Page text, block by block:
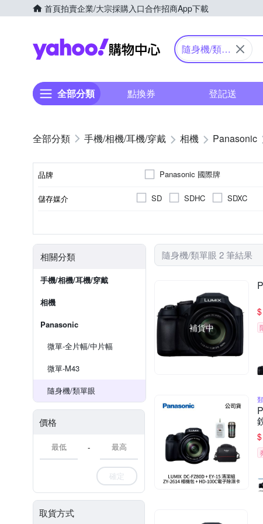
首頁拍賣企業/大宗採購入口合作招商App下載
Yahoo購物中心
隨身機/類單
全部分類 點換券 登記送
手機/相機/耳機/穿戴 相機 Panasonic
品牌 Panasonic 國際牌
儲存媒介 SD SDHC SDXC
相關分類
手機/相機/耳機/穿戴
相機
Panasonic
微單-全片幅/中片幅
微單-M43
隨身機/類單眼
價格
-
確定
取貨方式
隨身機/類單眼 2 筆結果
補貨中
$
$